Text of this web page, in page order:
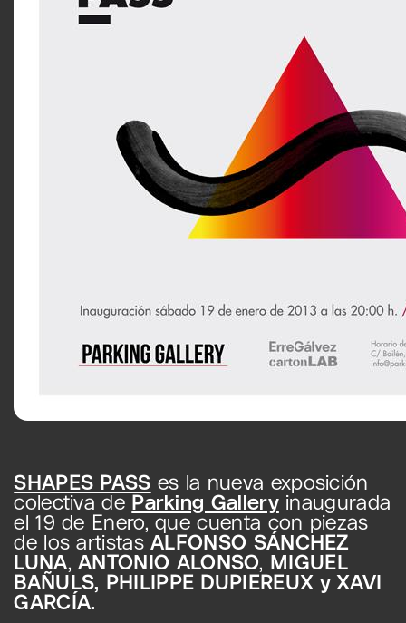
SHAPES PASS es la nueva exposición
colectiva de Parking Galleryinaugurada
el 19 de Enero, que cuenta con piezas
de los artistas ALFONSO SÁNCHEZ
LUNA, ANTONIO ALONSO, MIGUEL
BAÑULS, PHILIPPE DUPIEREUX y XAVI
GARCÍA.